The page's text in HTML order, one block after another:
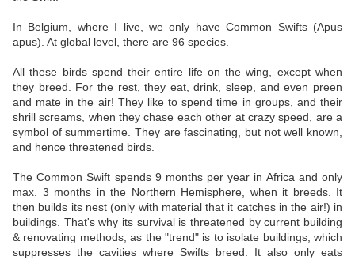
In Belgium, where I live, we only have Common Swifts (Apus
apus). At global level, there are 96 species.
All these birds spend their entire life on the wing, except when
they breed. For the rest, they eat, drink, sleep, and even preen
and mate in the air! They like to spend time in groups, and their
shrill screams, when they chase each other at crazy speed, are a
symbol of summertime. They are fascinating, but not well known,
and hence threatened birds.
The Common Swift spends 9 months per year in Africa and only
max. 3 months in the Northern Hemisphere, when it breeds. It
then builds its nest (only with material that it catches in the air!) in
buildings. That's why its survival is threatened by current building
& renovating methods, as the "trend" is to isolate buildings, which
suppresses the cavities where Swifts breed. It also only eats